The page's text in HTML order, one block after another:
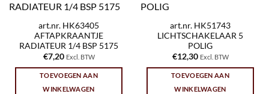
art.nr. HK63405
AFTAPKRAANTJE
RADIATEUR 1/4 BSP 5175
€7,20 Excl. BTW
TOEVOEGEN AAN
WINKELWAGEN
art.nr. HK51743
LICHTSCHAKELAAR 5
POLIG
€12,30 Excl. BTW
TOEVOEGEN AAN
WINKELWAGEN